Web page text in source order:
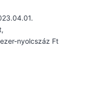
nyolcszáz Ft